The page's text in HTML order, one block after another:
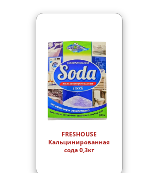
FRESHOUSE
Кальцинированная
сода 0,3кг